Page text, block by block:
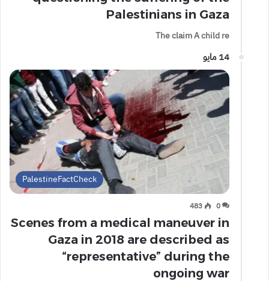
Palestinians in Gaza
The claim A child re
14 مايو
PalestineFactCheck
0
483
Scenes from a medical maneuver in
Gaza in 2018 are described as
“representative” during the
ongoing war